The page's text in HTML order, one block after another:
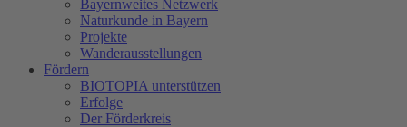
Bayernweites Netzwerk
Naturkunde in Bayern
Projekte
Wanderausstellungen
Fördern
BIOTOPIA unterstützen
Erfolge
Der Förderkreis